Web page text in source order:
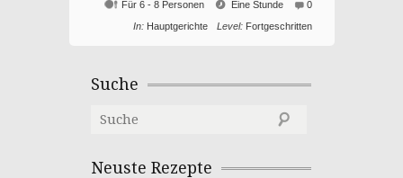
0
Eine Stunde
Für 6 - 8 Personen
Level: Fortgeschritten
In: Hauptgerichte
Suche
Neuste Rezepte